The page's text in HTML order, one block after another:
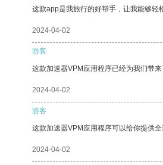
这款app是我旅行的好帮手，让我能够轻
2024-04-02
游客
这款加速器VPM应用程序已经为我们带
2024-04-02
游客
这款加速器VPM应用程序可以给你提供全
2024-04-02